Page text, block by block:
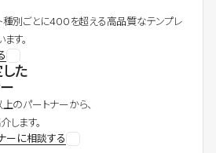
種別ごとに400を超える高品質なテンプレ
す。
た
のパートナーから、
します。
ーに相談する